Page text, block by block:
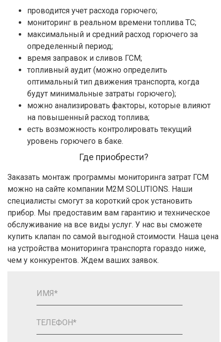
проводится учет расхода горючего;
мониторинг в реальном времени топлива ТС;
максимальный и средний расход горючего за
определенный период;
время заправок и сливов ГСМ;
топливный аудит (можно определить
оптимальный тип движения транспорта, когда
будут минимальные затраты горючего);
можно анализировать факторы, которые влияют
на повышенный расход топлива;
есть возможность контролировать текущий
уровень горючего в баке.
Где приобрести?
Заказать монтаж программы мониторинга затрат ГСМ
можно на сайте компании M2M SOLUTIONS. Наши
специалисты смогут за короткий срок установить
прибор. Мы предоставим вам гарантию и техническое
обслуживание на все виды услуг. У нас вы сможете
купить клапан по самой выгодной стоимости. Наша цена
на устройства мониторинга транспорта гораздо ниже,
чем у конкурентов. Ждем ваших заявок.